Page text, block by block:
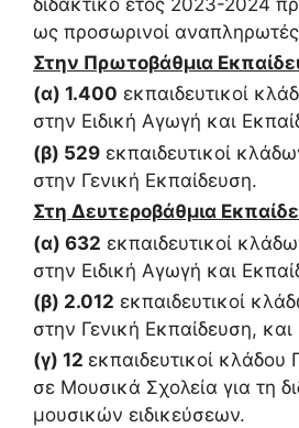
ως προσωρινοί
Στην Πρωτοβάθμια
(α) 1.400 εκπαιδευτικοί
στην Ειδική Αγωγή και
(β) 529 εκπαιδευτικοί
στην Γενική Εκπαίδευση.
Στη Δευτεροβάθμια
(α) 632 εκπαιδευτικοί
στην Ειδική Αγωγή και
(β) 2.012 εκπαιδευτικοί
στην Γενική Εκπαίδευση, και
(γ) 12 εκπαιδευτικοί
σε Μουσικά Σχολεία για τη
μουσικών ειδικεύσεων.